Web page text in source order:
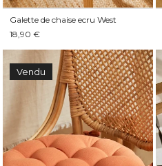
Galette de chaise ecru West
18,90 €
Vendu